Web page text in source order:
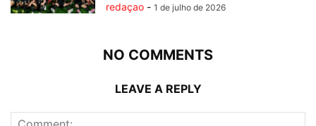
redaçao - 1 de julho de 2026
NO COMMENTS
LEAVE A REPLY